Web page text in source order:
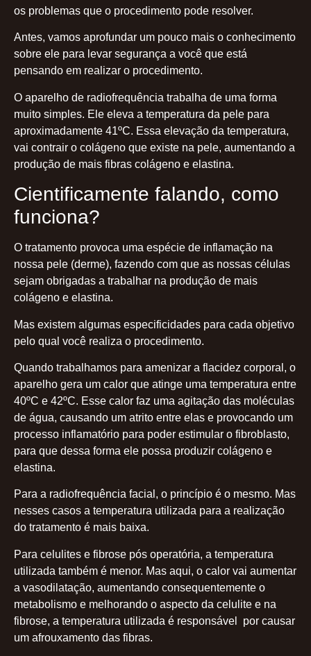
os problemas que o procedimento pode resolver.
Antes, vamos aprofundar um pouco mais o conhecimento
sobre ele para levar segurança a você que está
pensando em realizar o procedimento.
O aparelho de radiofrequência trabalha de uma forma
muito simples. Ele eleva a temperatura da pele para
aproximadamente 41ºC. Essa elevação da temperatura,
vai contrair o colágeno que existe na pele, aumentando a
produção de mais fibras colágeno e elastina.
Cientificamente falando, como
funciona?
O tratamento provoca uma espécie de inflamação na
nossa pele (derme), fazendo com que as nossas células
sejam obrigadas a trabalhar na produção de mais
colágeno e elastina.
Mas existem algumas especificidades para cada objetivo
pelo qual você realiza o procedimento.
Quando trabalhamos para amenizar a flacidez corporal, o
aparelho gera um calor que atinge uma temperatura entre
40ºC e 42ºC. Esse calor faz uma agitação das moléculas
de água, causando um atrito entre elas e provocando um
processo inflamatório para poder estimular o fibroblasto,
para que dessa forma ele possa produzir colágeno e
elastina.
Para a radiofrequência facial, o princípio é o mesmo. Mas
nesses casos a temperatura utilizada para a realização
do tratamento é mais baixa.
Para celulites e fibrose pós operatória, a temperatura
utilizada também é menor. Mas aqui, o calor vai aumentar
a vasodilatação, aumentando consequentemente o
metabolismo e melhorando o aspecto da celulite e na
fibrose, a temperatura utilizada é responsável por causar
um afrouxamento das fibras.